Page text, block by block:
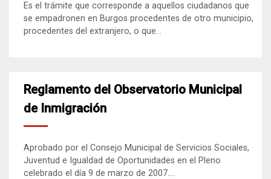
Es el trámite que corresponde a aquellos ciudadanos que
se empadronen en Burgos procedentes de otro municipio,
procedentes del extranjero, o que...
Reglamento del Observatorio Municipal
de Inmigración
Aprobado por el Consejo Municipal de Servicios Sociales,
Juventud e Igualdad de Oportunidades en el Pleno
celebrado el día 9 de marzo de 2007....